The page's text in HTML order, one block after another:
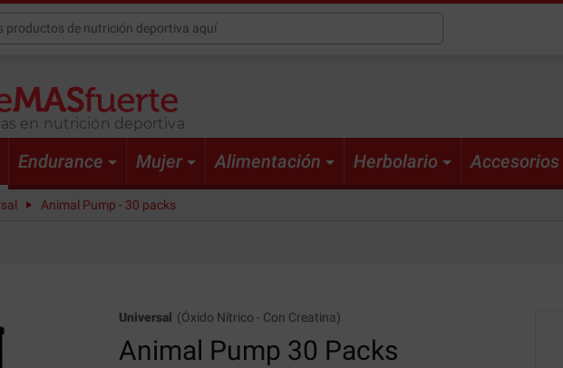
en nutrición deportiva
Endurance Mujer Alimentación Herbolario Accesorios
Animal Pump - 30 packs
Universal (Óxido Nítrico - Con Creatina)
Animal Pump 30 Packs